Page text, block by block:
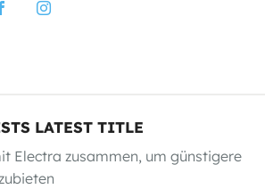
LATEST TITLE
Electra zusammen, um günstigere